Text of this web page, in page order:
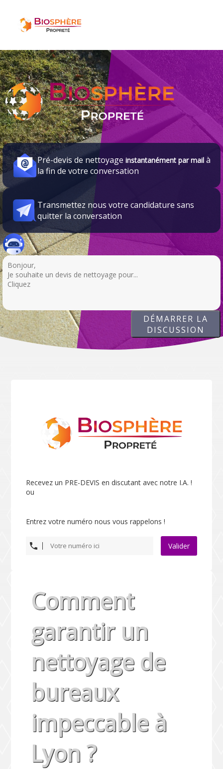
Pré-devis de nettoyage instantanément par mail à
la fin de votre conversation
Transmettez nous votre candidature sans
quitter la conversation
DÉMARRER LA
DISCUSSION
Recevez un PRE-DEVIS en discutant avec notre I.A. !
ou
Entrez votre numéro nous vous rappelons !
Valider
Comment
garantir un
nettoyage de
bureaux
impeccable à
Lyon ?